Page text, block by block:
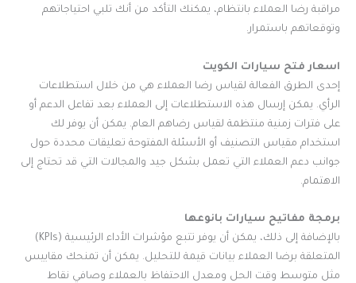
مراقبة رضا العملاء بانتظام، يمكنك التأكد من أنك تلبي احتياجاتهم
وتوقعاتهم باستمرار.
اسعار فتح سيارات الكويت
إحدى الطرق الفعالة لقياس رضا العملاء هي من خلال استطلاعات
الرأي. يمكن إرسال هذه الاستطلاعات إلى العملاء بعد تفاعل الدعم أو
على فترات زمنية منتظمة لقياس رضاهم العام. يمكن أن يوفر لك
استخدام مقياس التصنيف أو الأسئلة المفتوحة تعليقات محددة حول
جوانب دعم العملاء التي تعمل بشكل جيد والمجالات التي قد تحتاج إلى
الاهتمام.
برمجة مفاتيح سيارات بانوعها
بالإضافة إلى ذلك، يمكن أن يوفر تتبع مؤشرات الأداء الرئيسية (KPIs)
المتعلقة برضا العملاء بيانات قيمة للتحليل. يمكن أن تمنحك مقاييس
مثل متوسط ​​وقت الحل ومعدل الاحتفاظ بالعملاء وصافي نقاط